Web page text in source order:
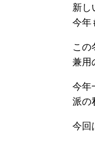
新し
今年
こ
兼用
今年
派の
今回